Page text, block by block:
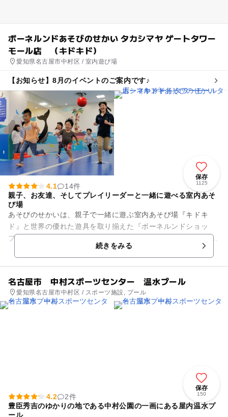
ボーネルンドあそびのせかい タカシマヤ ゲートタワー
モール店 （キドキド）
愛知県名古屋市中村区 / 室内遊び場
【お知らせ】8月のイベントのご案内です♪
保存
1125
4.1
14件
親子、お友達、そしてプレイリーダーと一緒に遊べる室内あそ
び場
あそびのせかいは、親子で一緒に遊ぶ室内あそび場『キドキ
ド』と世界の優れた遊具を取り揃えた『ボーネルンドショッ
プ』が合体した施設です。 『キドキド』内「アクティブオーシ
ャン」ではからだを動か...続きをみる
名古屋市 中村スポーツセンター 温水プール
愛知県名古屋市中村区 / スポーツ施設, プール
保存
150
4.2
2件
豊臣秀吉のゆかりの地である中村公園の一画にある屋内温水プ
ール